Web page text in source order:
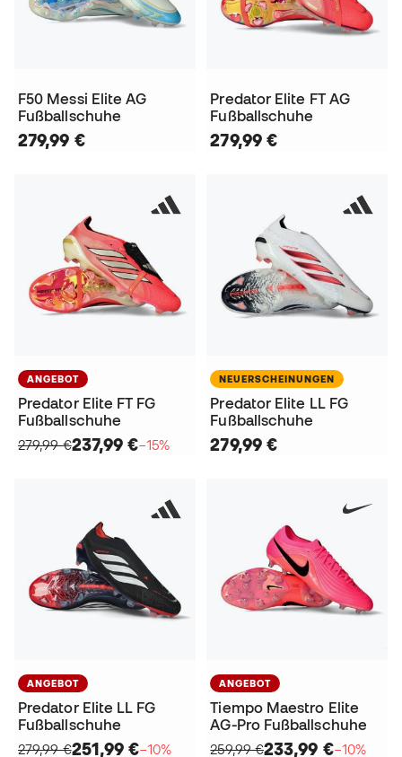
F50 Messi Elite AG
Fußballschuhe
279,99 €
Predator Elite FT AG
Fußballschuhe
279,99 €
ANGEBOT
Predator Elite FT FG
Fußballschuhe
279,99 €237,99 €−15%
NEUERSCHEINUNGEN
Predator Elite LL FG
Fußballschuhe
279,99 €
ANGEBOT
Predator Elite LL FG
Fußballschuhe
279,99 €251,99 €−10%
ANGEBOT
Tiempo Maestro Elite
AG-Pro Fußballschuhe
259,99 €233,99 €−10%